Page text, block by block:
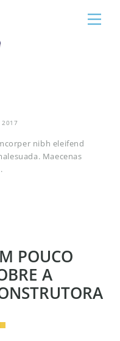
2017
nibh eleifend
Maecenas
POUCO
A